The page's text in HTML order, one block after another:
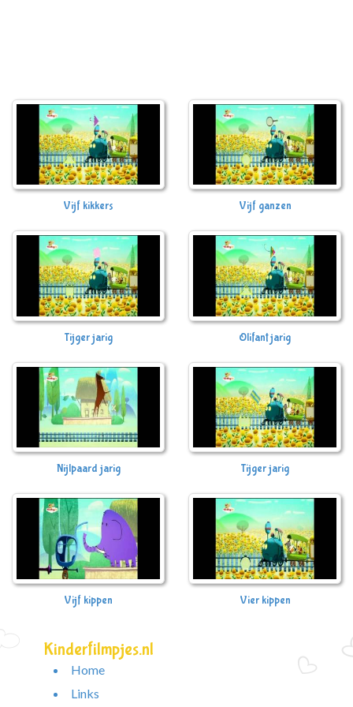
Vijf kikkers Vijf ganzen
Tijger jarig Olifant jarig
Nijlpaard jarig Tijger jarig
Vijf kippen Vier kippen
Kinderfilmpjes.nl
Home
Links